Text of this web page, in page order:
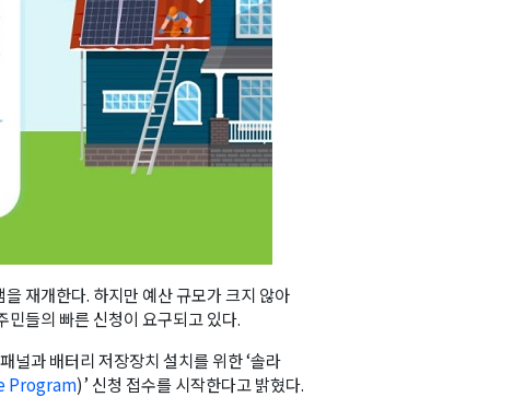
재개한다. 하지만 예산 규모가 크지 않아
들의 빠른 신청이 요구되고 있다.
널과 배터리 저장장치 설치를 위한 ‘솔라
Program)’ 신청 접수를 시작한다고 밝혔다.